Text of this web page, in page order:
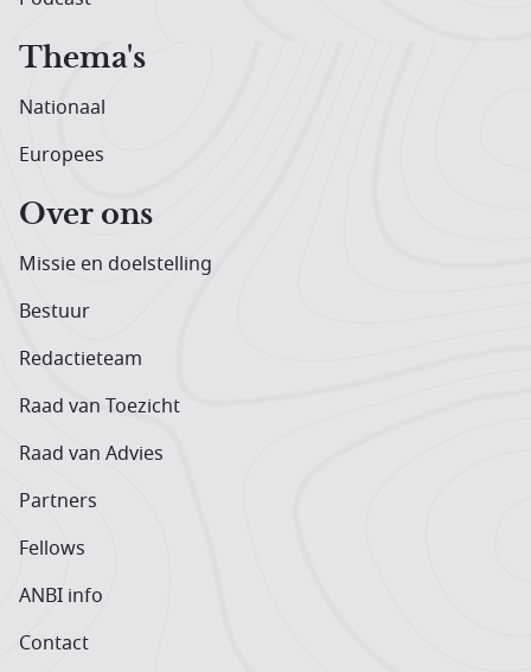
Thema's
Nationaal
Europees
Over ons
Missie en doelstelling
Bestuur
Redactieteam
Raad van Toezicht
Raad van Advies
Partners
Fellows
ANBI info
Contact